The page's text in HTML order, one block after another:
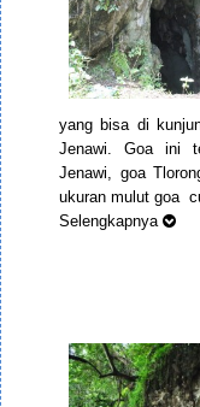
yang bisa di
Jenawi. Goa ini
Jenawi, goa
ukuran mulut goa
Selengkapnya